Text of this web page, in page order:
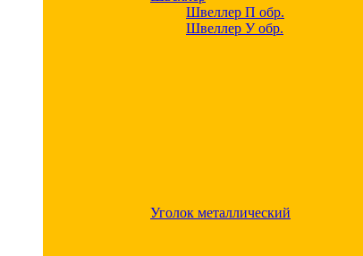
Швеллер П обр.
Швеллер У обр.
Уголок металлический